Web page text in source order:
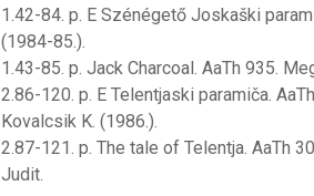
1.42-84. p. E Szénégető Joskaški
(1984-85.).
1.43-85. p. Jack Charcoal. AaTh 935.
2.86-120. p. E Telentjaski paramiča.
Kovalcsik K. (1986.).
2.87-121. p. The tale of Telentja. AaTh
Judit.